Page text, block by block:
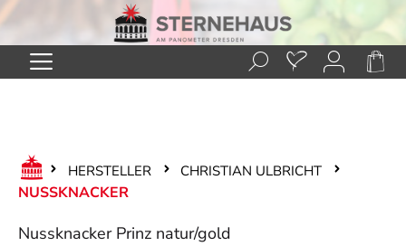
Zum Hauptinhalt springen
HERSTELLER CHRISTIAN ULBRICHT
NUSSKNACKER
Nussknacker Prinz natur/gold